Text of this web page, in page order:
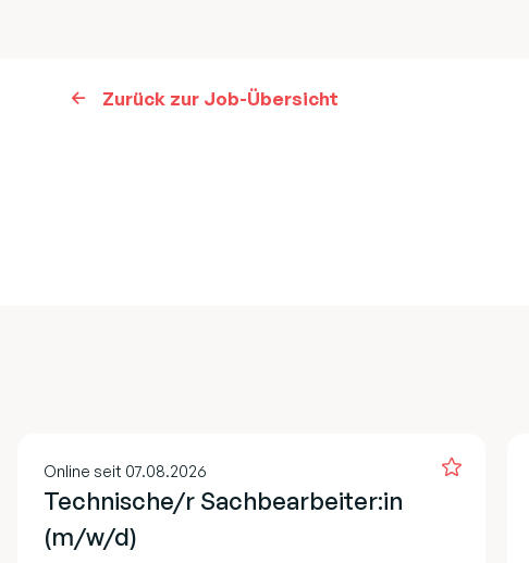
Zurück zur Job-Übersicht
Online seit 07.08.2026
Technische/r Sachbearbeiter:in
(m/w/d)